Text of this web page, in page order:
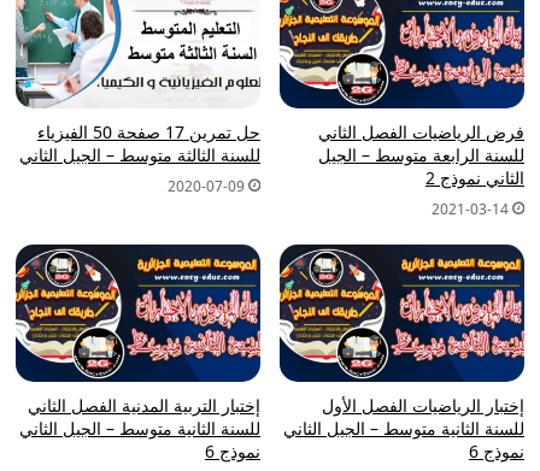
فرض الرياضيات الفصل الثاني
للسنة الرابعة متوسط – الجيل
الثاني نموذج 2
2021-03-14
حل تمرين 17 صفحة 50 الفيزياء
للسنة الثالثة متوسط – الجيل الثاني
2020-07-09
إختبار الرياضيات الفصل الأول
للسنة الثانية متوسط – الجيل الثاني
نموذج 6
إختبار التربية المدنية الفصل الثاني
للسنة الثانية متوسط – الجيل الثاني
نموذج 6